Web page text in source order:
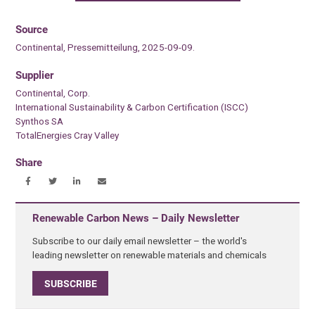
Source
Continental, Pressemitteilung, 2025-09-09.
Supplier
Continental, Corp.
International Sustainability & Carbon Certification (ISCC)
Synthos SA
TotalEnergies Cray Valley
Share
Renewable Carbon News – Daily Newsletter
Subscribe to our daily email newsletter – the world's
leading newsletter on renewable materials and chemicals
SUBSCRIBE